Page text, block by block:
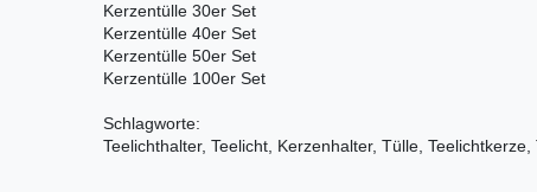
Kerzentülle 30er Set
Kerzentülle 40er Set
Kerzentülle 50er Set
Kerzentülle 100er Set
Schlagworte:
Teelichthalter, Teelicht, Kerzenhalter, Tülle,